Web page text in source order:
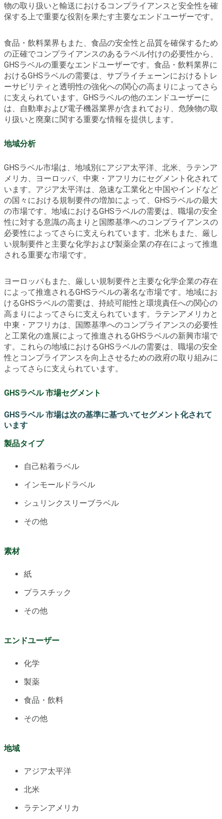
物の取り扱いと輸送におけるコンプライアンスと安全性を確
保する上で重要な役割を果たす主要なエンドユーザーです。
食品・飲料業界もまた、食品の安全性と品質を確保するため
の正確でコンプライアンスのあるラベル付けの必要性から、
GHSラベルの重要なエンドユーザーです。食品・飲料業界に
おけるGHSラベルの需要は、サプライチェーンにおけるトレ
ーサビリティと透明性の強化への関心の高まりによってさら
に支えられています。GHSラベルの他のエンドユーザーに
は、自動車および電子機器業界が含まれており、危険物の取
り扱いと廃棄に関する重要な情報を提供します。
地域分析
GHSラベル市場は、地域別にアジア太平洋、北米、ラテンア
メリカ、ヨーロッパ、中東・アフリカにセグメント化されて
います。アジア太平洋は、急速な工業化と中国やインドなど
の国々における規制要件の増加によって、GHSラベルの最大
の市場です。地域におけるGHSラベルの需要は、職場の安全
性に対する意識の高まりと国際基準へのコンプライアンスの
必要性によってさらに支えられています。北米もまた、厳し
い規制要件と主要な化学および製薬企業の存在によって推進
される重要な市場です。
ヨーロッパもまた、厳しい規制要件と主要な化学企業の存在
によって推進されるGHSラベルの著名な市場です。地域にお
けるGHSラベルの需要は、持続可能性と環境責任への関心の
高まりによってさらに支えられています。ラテンアメリカと
中東・アフリカは、国際基準へのコンプライアンスの必要性
と工業化の進展によって推進されるGHSラベルの新興市場で
す。これらの地域におけるGHSラベルの需要は、職場の安全
性とコンプライアンスを向上させるための政府の取り組みに
よってさらに支えられています。
GHSラベル 市場セグメント
GHSラベル 市場は次の基準に基づいてセグメント化されて
います
製品タイプ
自己粘着ラベル
インモールドラベル
シュリンクスリーブラベル
その他
素材
紙
プラスチック
その他
エンドユーザー
化学
製薬
食品・飲料
その他
地域
アジア太平洋
北米
ラテンアメリカ